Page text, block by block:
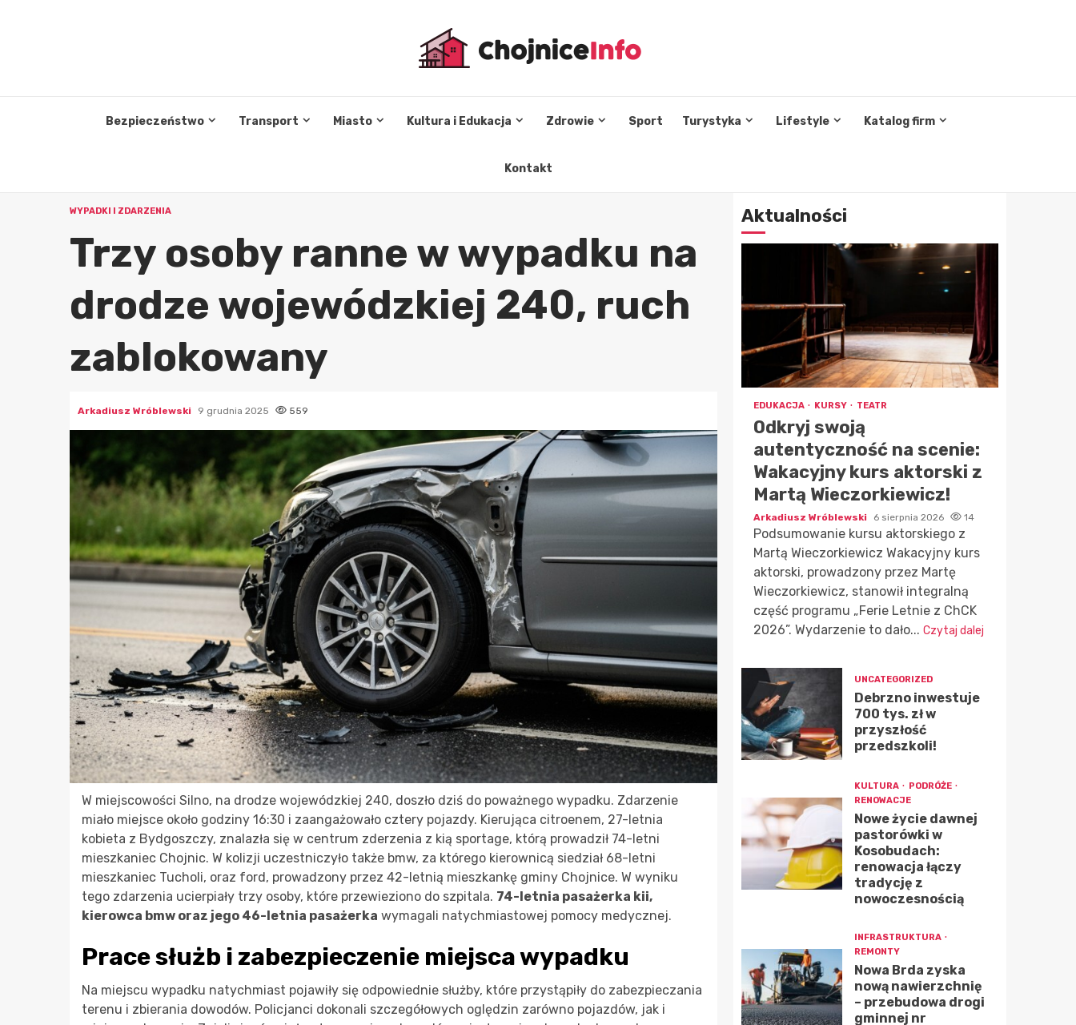
Bezpieczeństwo Transport Miasto Kultura i Edukacja Zdrowie Sport Turystyka Lifestyle Katalog firm
Kontakt
WYPADKI I ZDARZENIA
Trzy osoby ranne w wypadku na
drodze wojewódzkiej 240, ruch
zablokowany
Arkadiusz Wróblewski 9 grudnia 2025 559
W miejscowości Silno, na drodze wojewódzkiej 240, doszło dziś do poważnego wypadku. Zdarzenie
miało miejsce około godziny 16:30 i zaangażowało cztery pojazdy. Kierująca citroenem, 27-letnia
kobieta z Bydgoszczy, znalazła się w centrum zderzenia z kią sportage, którą prowadził 74-letni
mieszkaniec Chojnic. W kolizji uczestniczyło także bmw, za którego kierownicą siedział 68-letni
mieszkaniec Tucholi, oraz ford, prowadzony przez 42-letnią mieszkankę gminy Chojnice. W wyniku
tego zdarzenia ucierpiały trzy osoby, które przewieziono do szpitala. 74-letnia pasażerka kii,
kierowca bmw oraz jego 46-letnia pasażerka wymagali natychmiastowej pomocy medycznej.
Prace służb i zabezpieczenie miejsca wypadku
Na miejscu wypadku natychmiast pojawiły się odpowiednie służby, które przystąpiły do zabezpieczania
terenu i zbierania dowodów. Policjanci dokonali szczegółowych oględzin zarówno pojazdów, jak i
Aktualności
EDUKACJA KURSY TEATR
Odkryj swoją
autentyczność na scenie:
Wakacyjny kurs aktorski z
Martą Wieczorkiewicz!
Arkadiusz Wróblewski 6 sierpnia 2026 14
Podsumowanie kursu aktorskiego z
Martą Wieczorkiewicz Wakacyjny kurs
aktorski, prowadzony przez Martę
Wieczorkiewicz, stanowił integralną
część programu „Ferie Letnie z ChCK
2026”. Wydarzenie to dało... Czytaj dalej
UNCATEGORIZED
Debrzno inwestuje
700 tys. zł w
przyszłość
przedszkoli!
KULTURA
PODRÓŻE
RENOWACJE
Nowe życie dawnej
pastorówki w
Kosobudach:
renowacja łączy
tradycję z
nowoczesnością
INFRASTRUKTURA
REMONTY
Nowa Brda zyska
nową nawierzchnię
– przebudowa drogi
gminnej nr